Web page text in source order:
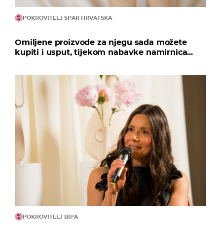
POKROVITELJ SPAR HRVATSKA
Omiljene proizvode za njegu sada možete
kupiti i usput, tijekom nabavke namirnica...
POKROVITELJ BIPA